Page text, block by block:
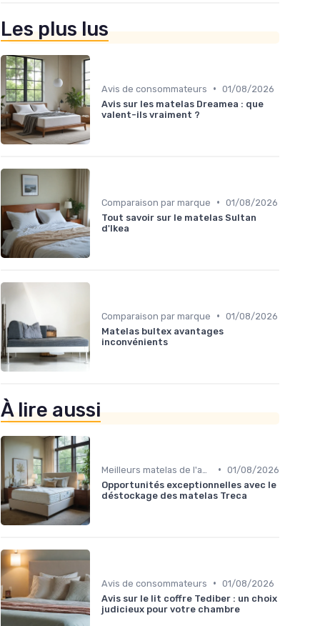
Les plus lus
Avis de consommateurs • 01/08/2026
Avis sur les matelas Dreamea : que
valent-ils vraiment ?
Comparaison par marque • 01/08/2026
Tout savoir sur le matelas Sultan
d'Ikea
Comparaison par marque • 01/08/2026
Matelas bultex avantages
inconvénients
À lire aussi
• 01/08/2026
Opportunités exceptionnelles avec le
déstockage des matelas Treca
Avis de consommateurs • 01/08/2026
Avis sur le lit coffre Tediber : un choix
judicieux pour votre chambre